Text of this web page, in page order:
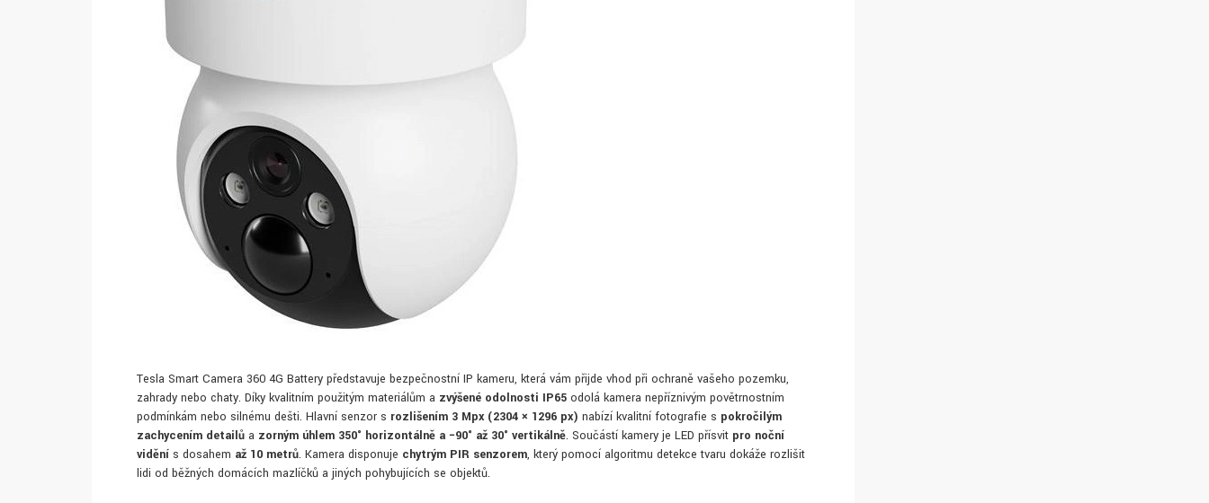
Tesla Smart Camera 360 4G Battery představuje bezpečnostní IP kameru, která vám přijde vhod při ochraně vašeho pozemku,
zahrady nebo chaty. Díky kvalitním použitým materiálům a zvýšené odolnosti IP65 odolá kamera nepříznivým povětrnostním
podmínkám nebo silnému dešti. Hlavní senzor s rozlišením 3 Mpx (2304 × 1296 px) nabízí kvalitní fotografie s pokročilým
zachycením detailů a zorným úhlem 350° horizontálně a −90° až 30° vertikálně. Součástí kamery je LED přísvit pro noční
vidění s dosahem až 10 metrů. Kamera disponuje chytrým PIR senzorem, který pomocí algoritmu detekce tvaru dokáže rozlišit
lidi od běžných domácích mazlíčků a jiných pohybujících se objektů.